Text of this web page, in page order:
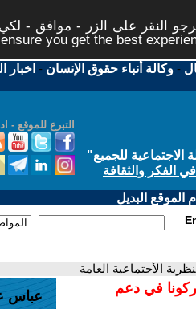
النقر على الزر - موافق -
you get the best
-وكالة أنباء حقوق الإنسان - اخبار
التبرع للموقع -
للجميع"
الفكر والثقافة
الموقع البديل
الأجتماعية العامة
في دعم
عباس